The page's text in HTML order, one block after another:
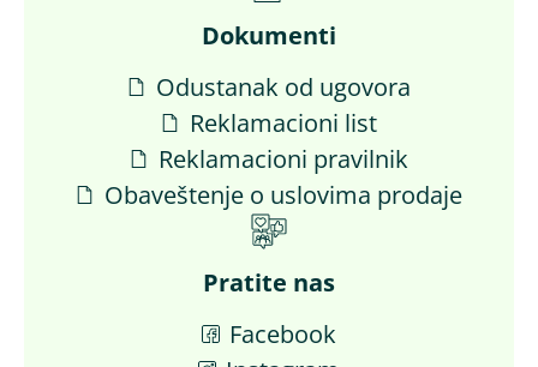
Dokumenti
Odustanak od ugovora
Reklamacioni list
Reklamacioni pravilnik
Obaveštenje o uslovima prodaje
Pratite nas
Facebook